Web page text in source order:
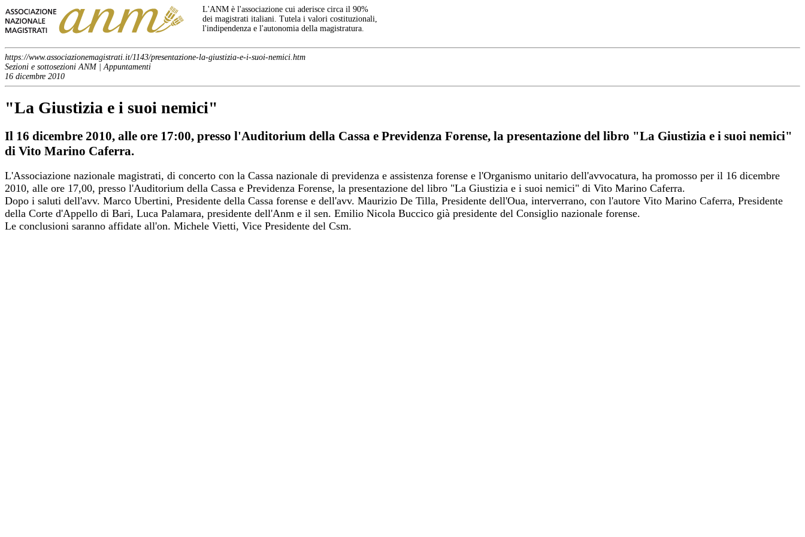
L'ANM è l'associazione cui aderisce circa il 90%
dei magistrati italiani. Tutela i valori costituzionali,
l'indipendenza e l'autonomia della magistratura.
https://www.associazionemagistrati.it/1143/presentazione-la-giustizia-e-i-suoi-nemici.htm
Sezioni e sottosezioni ANM | Appuntamenti
16 dicembre 2010
"La Giustizia e i suoi nemici"
Il 16 dicembre 2010, alle ore 17:00, presso l'Auditorium della Cassa e Previdenza Forense, la presentazione del libro "La Giustizia e i suoi nemici"
di Vito Marino Caferra.
L'Associazione nazionale magistrati, di concerto con la Cassa nazionale di previdenza e assistenza forense e l'Organismo unitario dell'avvocatura, ha promosso per il 16 dicembre
2010, alle ore 17,00, presso l'Auditorium della Cassa e Previdenza Forense, la presentazione del libro "La Giustizia e i suoi nemici" di Vito Marino Caferra.
Dopo i saluti dell'avv. Marco Ubertini, Presidente della Cassa forense e dell'avv. Maurizio De Tilla, Presidente dell'Oua, interverrano, con l'autore Vito Marino Caferra, Presidente
della Corte d'Appello di Bari, Luca Palamara, presidente dell'Anm e il sen. Emilio Nicola Buccico già presidente del Consiglio nazionale forense.
Le conclusioni saranno affidate all'on. Michele Vietti, Vice Presidente del Csm.